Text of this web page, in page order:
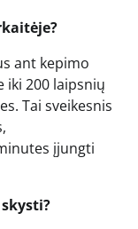
ant kepimo
iki 200 laipsnių
Tai sveikesnis
įjungti